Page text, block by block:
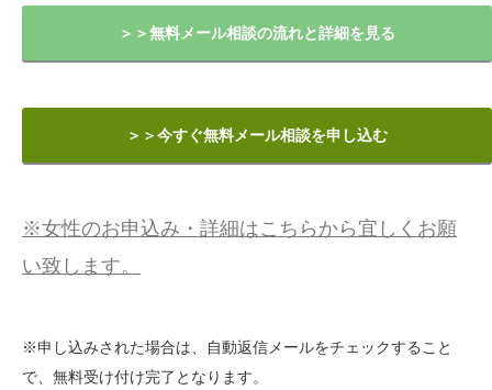
＞＞無料メール相談の流れと詳細を見る
＞＞今すぐ無料メール相談を申し込む
※女性のお申込み・詳細はこちらから宜しくお願
い致します。
※申し込みされた場合は、自動返信メールをチェックすること
で、無料受け付け完了となります。